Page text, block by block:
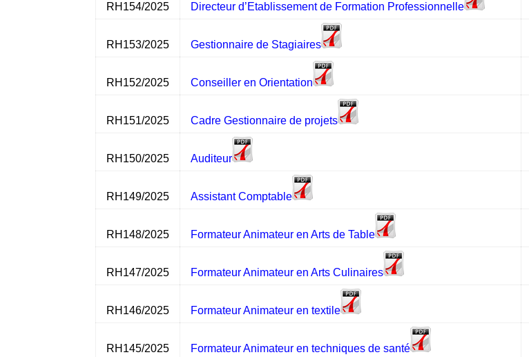
RH154/2025 Directeur d’Etablissement de Formation Professionnelle
RH153/2025 Gestionnaire de Stagiaires
RH152/2025 Conseiller en Orientation
RH151/2025 Cadre Gestionnaire de projets
RH150/2025 Auditeur
RH149/2025 Assistant Comptable
RH148/2025 Formateur Animateur en Arts de Table
RH147/2025 Formateur Animateur en Arts Culinaires
RH146/2025 Formateur Animateur en textile
RH145/2025 Formateur Animateur en techniques de santé